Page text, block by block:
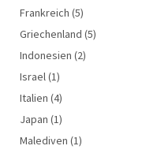
Frankreich (5)
Griechenland (5)
Indonesien (2)
Israel(1)
Italien (4)
Japan (1)
Malediven (1)